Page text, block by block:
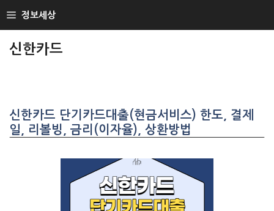
TO
정보세상
신한카드
신한카드 단기카드대출(현금서비스) 한도, 결제
일, 리볼빙, 금리(이자율), 상환방법